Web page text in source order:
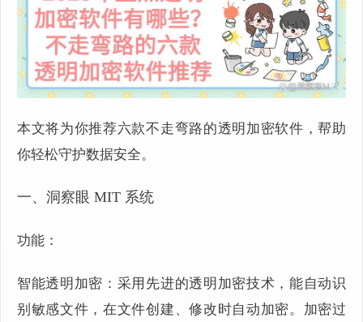
本文将为你推荐六款不走弯路的透明加密软件，帮助
你轻松守护数据安全。
一、洞察眼 MIT 系统
功能：
智能透明加密：采用先进的透明加密技术，能自动识
别敏感文件，在文件创建、修改时自动加密。加密过